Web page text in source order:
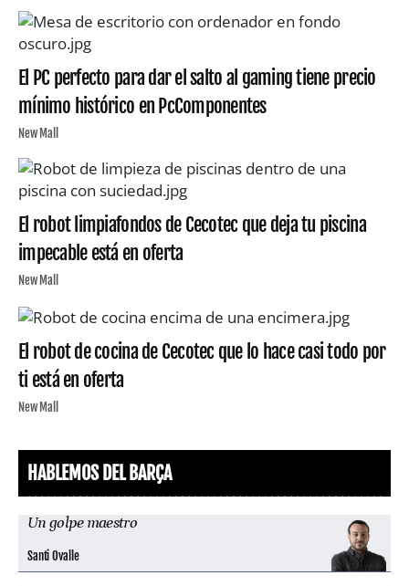
El PC perfecto para dar el salto al gaming tiene precio
mínimo histórico en PcComponentes
New Mall
El robot limpiafondos de Cecotec que deja tu piscina
impecable está en oferta
New Mall
El robot de cocina de Cecotec que lo hace casi todo por
ti está en oferta
New Mall
HABLEMOS DEL BARÇA
Un golpe maestro
Santi Ovalle